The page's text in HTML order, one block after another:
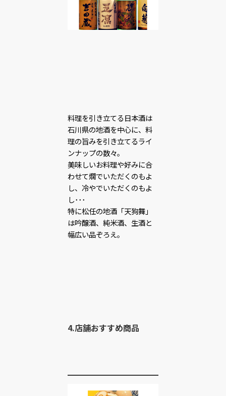
料理を引き立てる日本酒は
石川県の地酒を中心に、料
理の旨みを引き立てるライ
ンナップの数々。
美味しいお料理や好みに合
わせて燗でいただくのもよ
し、冷やでいただくのもよ
し･･･
特に松任の地酒「天狗舞」
は吟醸酒、純米酒、生酒と
幅広い品ぞろえ。
4.店舗おすすめ商品